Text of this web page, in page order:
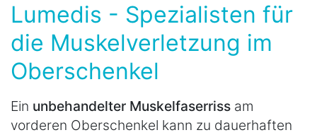
Lumedis - Spezialisten für
die Muskelverletzung im
Oberschenkel
Ein unbehandelter Muskelfaserriss am
vorderen Oberschenkel kann zu dauerhaften